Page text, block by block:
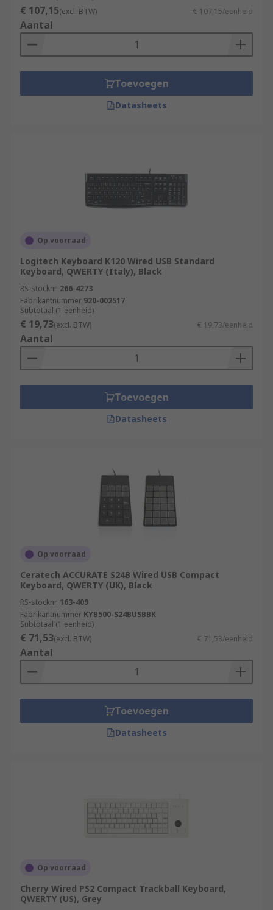
€ 107,15(excl. BTW) € 107,15/eenheid
Aantal
Toevoegen
Datasheets
Op voorraad
Logitech Keyboard K120 Wired USB Standard
Keyboard, QWERTY (Italy), Black
RS-stocknr. 266-4273
Fabrikantnummer 920-002517
Subtotaal (1 eenheid)
€ 19,73(excl. BTW) € 19,73/eenheid
Aantal
Toevoegen
Datasheets
Op voorraad
Ceratech ACCURATE S24B Wired USB Compact
Keyboard, QWERTY (UK), Black
RS-stocknr. 163-409
Fabrikantnummer KYB500-S24BUSBBK
Subtotaal (1 eenheid)
€ 71,53(excl. BTW) € 71,53/eenheid
Aantal
Toevoegen
Datasheets
Op voorraad
Cherry Wired PS2 Compact Trackball Keyboard,
QWERTY (US), Grey